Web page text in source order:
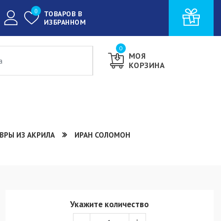
ТОВАРОВ В
ИЗБРАННОМ
0
МОЯ
КОРЗИНА
0
ИЗ АКРИЛА ИРАН СОЛОМОН
Укажите количество